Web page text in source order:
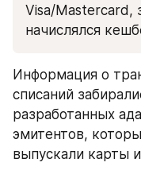
Visa/Mastercard,
начислялся
Информация о
списаний
разработанных
эмитентов,
выпускали карты